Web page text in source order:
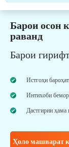
Барои осон
раванд
Барои
Истгоҳи
Интихоби
Дастгирии ҳама
Ҳоло машварат